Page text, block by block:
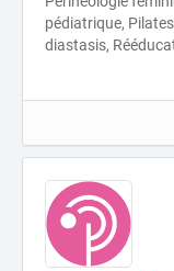
pédiatrique,
diastasis,